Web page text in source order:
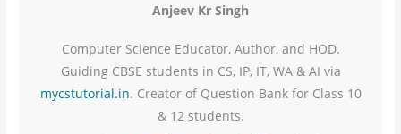
Anjeev Kr Singh
Computer Science Educator, Author, and HOD.
Guiding CBSE students in CS, IP, IT, WA & AI via
mycstutorial.in. Creator of Question Bank for Class 10
& 12 students.